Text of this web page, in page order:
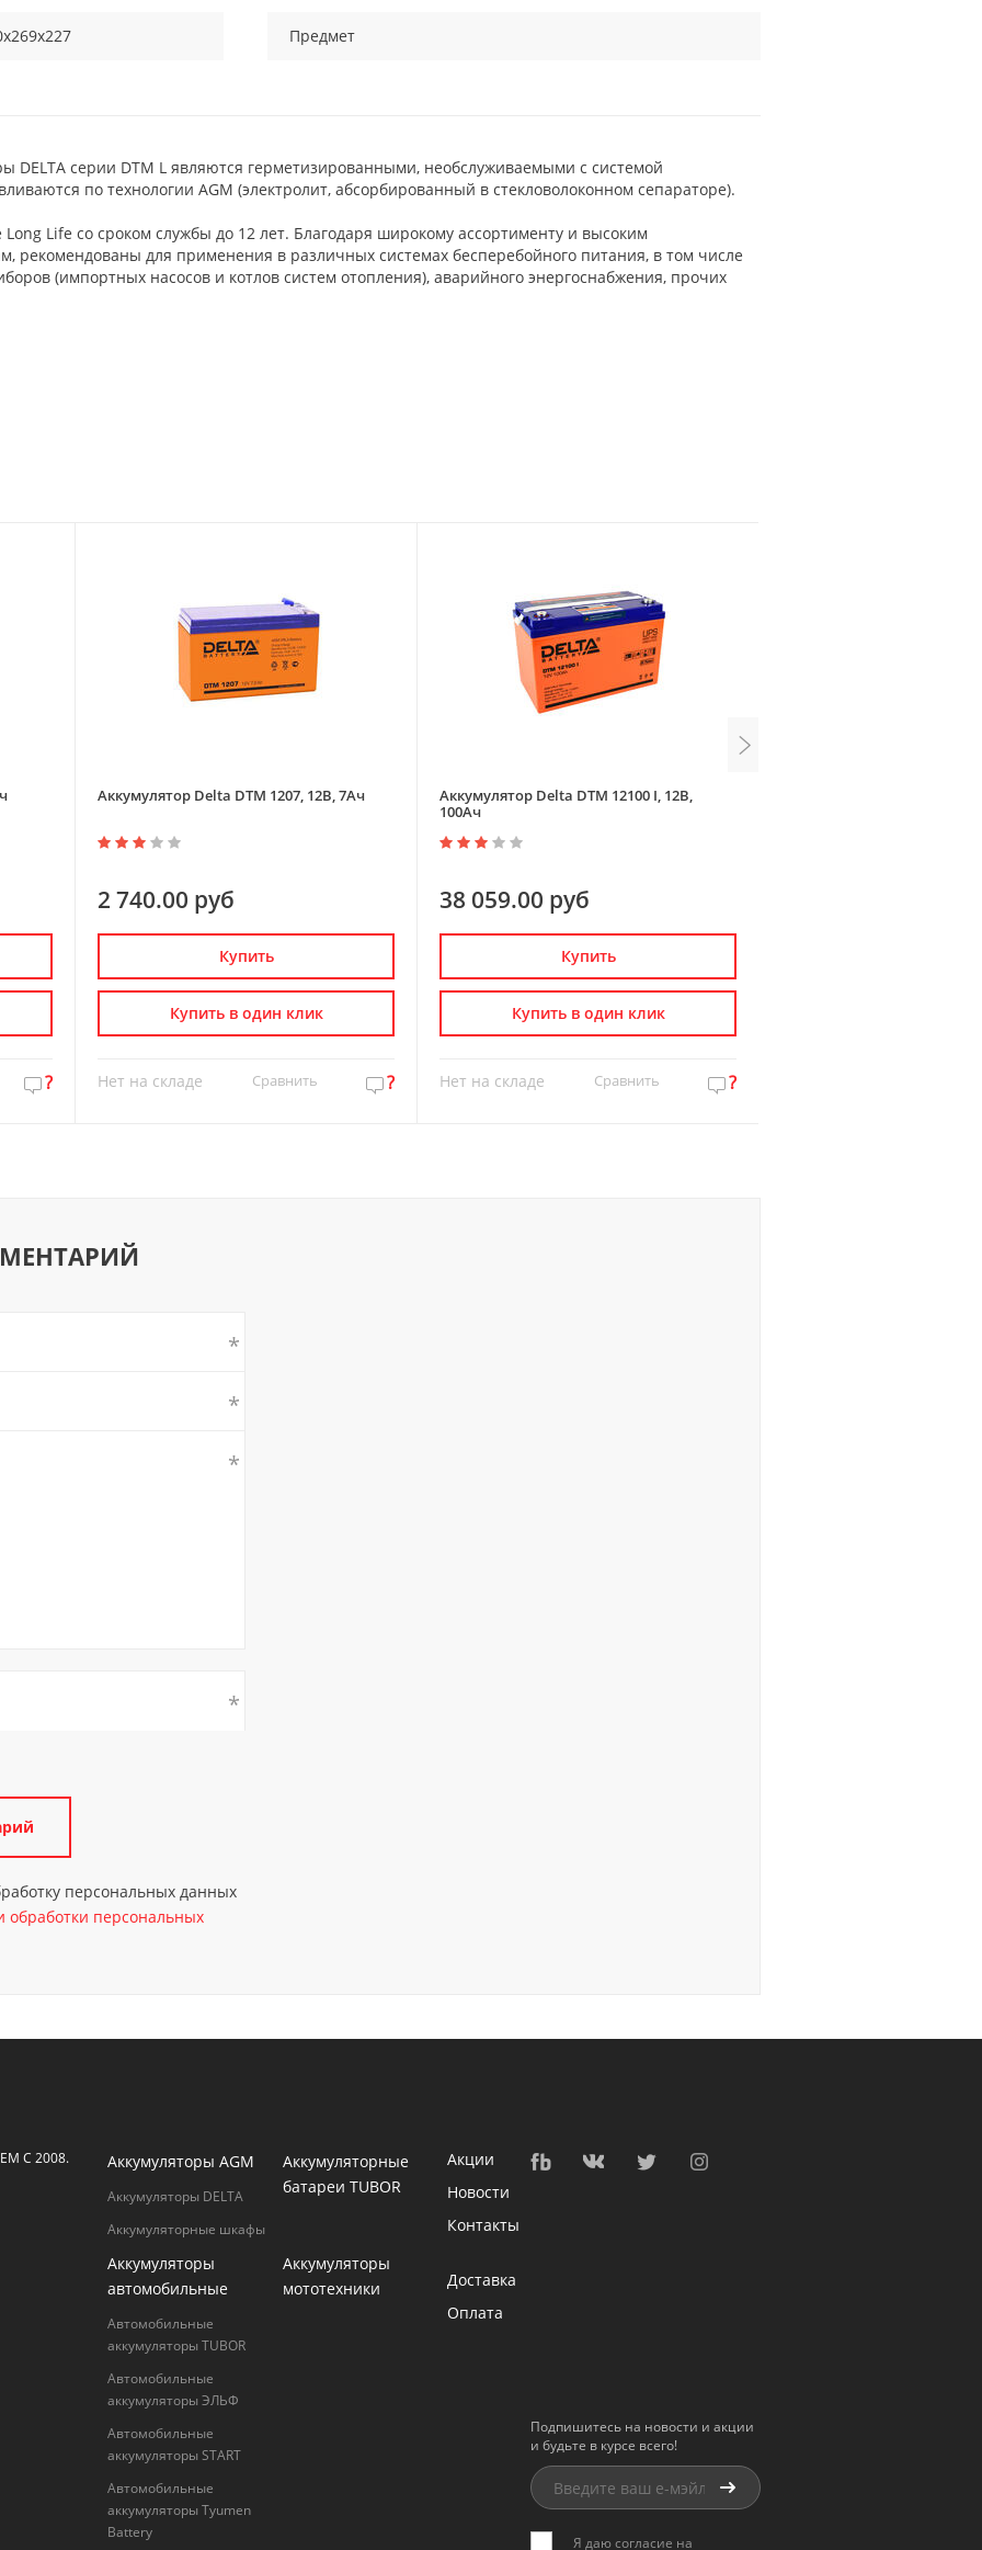
Предмет
DELTA серии DTM L являются герметизированными, необслуживаемыми с системой
по технологии AGM (электролит, абсорбированный в стекловолоконном сепараторе).
Life со сроком службы до 12 лет. Благодаря широкому ассортименту и высоким
рекомендованы для применения в различных системах бесперебойного питания, в том числе
(импортных насосов и котлов систем отопления), аварийного энергоснабжения, прочих
?
Аккумулятор Delta DTM 1207, 12В, 7Ач
2 740.00 руб
Купить
Нет на складе Сравнить ?
Купить в один клик
Аккумулятор Delta DTM 12100 I, 12В,
100Ач
38 059.00 руб
Купить
Нет на складе Сравнить ?
Купить в один клик
персональных данных
обработки персональных
С 2008.
Аккумуляторы AGM
Аккумуляторы DELTA
Аккумуляторные шкафы
Аккумуляторные
батареи TUBOR
Аккумуляторы
автомобильные
Автомобильные
аккумуляторы TUBOR
Автомобильные
аккумуляторы ЭЛЬФ
Автомобильные
аккумуляторы START
Автомобильные
аккумуляторы Tyumen
Battery
Аккумуляторы
мототехники
Акции
Новости
Контакты
Доставка
Оплата
Подпишитесь на новости и акции
и будьте в курсе всего!
Я даю согласие на